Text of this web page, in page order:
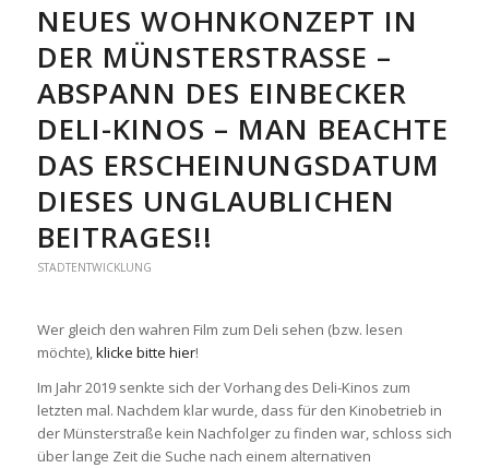
NEUES WOHNKONZEPT IN
DER MÜNSTERSTRASSE – A
BSPANN DES EINBECKER D
ELI-KINOS – MAN BEACHTE D
AS ERSCHEINUNGSDATUM D
IESES UNGLAUBLICHEN B
EITRAGES!!
STADTENTWICKLUNG
Wer gleich den wahren Film zum Deli sehen (bzw. lesen
möchte),klicke bitte hier!
Im Jahr 2019 senkte sich der Vorhang des Deli-Kinos zum
letzten mal. Nachdem klar wurde, dass für den Kinobetrieb in
der Münsterstraße kein Nachfolger zu finden war, schloss sich
über lange Zeit die Suche nach einem alternativen